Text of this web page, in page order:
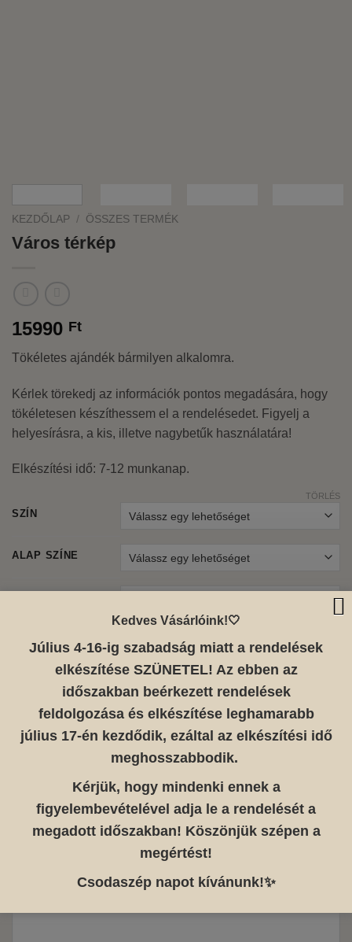
KEZDŐLAP / ÖSSZES TERMÉK
Város térkép
15990 Ft
Tökéletes ajándék bármilyen alkalomra.
Kérlek törekedj az információk pontos megadására, hogy
tökéletesen készíthessem el a rendelésedet. Figyelj a
helyesírásra, a kis, illetve nagybetűk használatára!
Elkészítési idő: 7-12 munkanap.
SZÍN
ALAP SZÍNE
TÖRLÉS
Felirat (pl.: Első utazásunk, nevek, stb.)
Város, dátum (pl.: Miami, 2020. 08. 16.)*
Alsó felirat (opcionális)
Egyéni különleges kérés (pl. Írott vagy nyomtatott betűtípus
Kedves Vásárlóink!🤍
Július 4-16-ig szabadság miatt a rendelések
elkészítése SZÜNETEL! Az ebben az
időszakban beérkezett rendelések
feldolgozása és elkészítése leghamarabb
július 17-én kezdődik, ezáltal az elkészítési idő
meghosszabbodik.
Kérjük, hogy mindenki ennek a
figyelembevételével adja le a rendelését a
megadott időszakban! Köszönjük szépen a
megértést!
Csodaszép napot kívánunk!✨